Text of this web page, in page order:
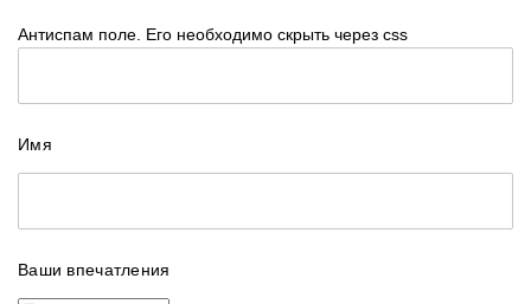
Антиспам поле. Его необходимо скрыть через css
Имя
Ваши впечатления